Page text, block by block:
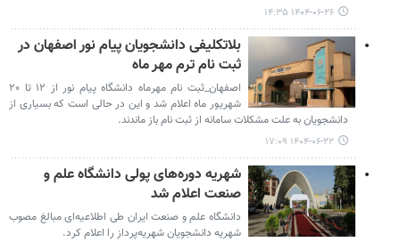
۱۴۰۴-۰۶-۲۶ ۱۴:۳۵
بلاتکلیفی دانشجویان پیام نور اصفهان در
ثبت نام ترم مهر ماه
اصفهان_ثبت نام مهرماه دانشگاه پیام نور از ۱۲ تا ۲۰
شهریور ماه اعلام شد و این در حالی است که بسیاری از
دانشجویان به علت مشکلات سامانه از ثبت نام باز ماندند.
۱۴۰۴-۰۶-۲۲ ۱۷:۰۹
شهریه دوره‌های پولی دانشگاه علم و
صنعت اعلام شد
دانشگاه علم و صنعت ایران طی اطلاعیه‌ای مبالغ مصوب
شهریه دانشجویان شهریه‌پرداز را اعلام کرد.